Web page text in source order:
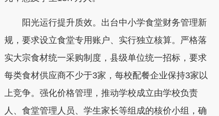
阳光运行提升质效。出台中小学食堂财务管理新
规，要求设立食堂专用账户、实行独立核算。严格落
实大宗食材统一采购制度，县级单位统一招标，要求
每类食材供应商不少于3家，每校配餐企业保持3家以
上竞争。强化价格管理，推动学校成立由学校负责
人、食堂管理人员、学生家长等组成的核价小组，确